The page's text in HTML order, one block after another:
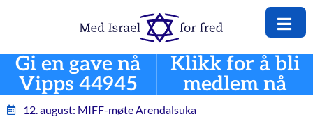
Gi en gave nå
Vipps 44945
Klikk for å bli
medlem nå
12. august: MIFF-møte Arendalsuka